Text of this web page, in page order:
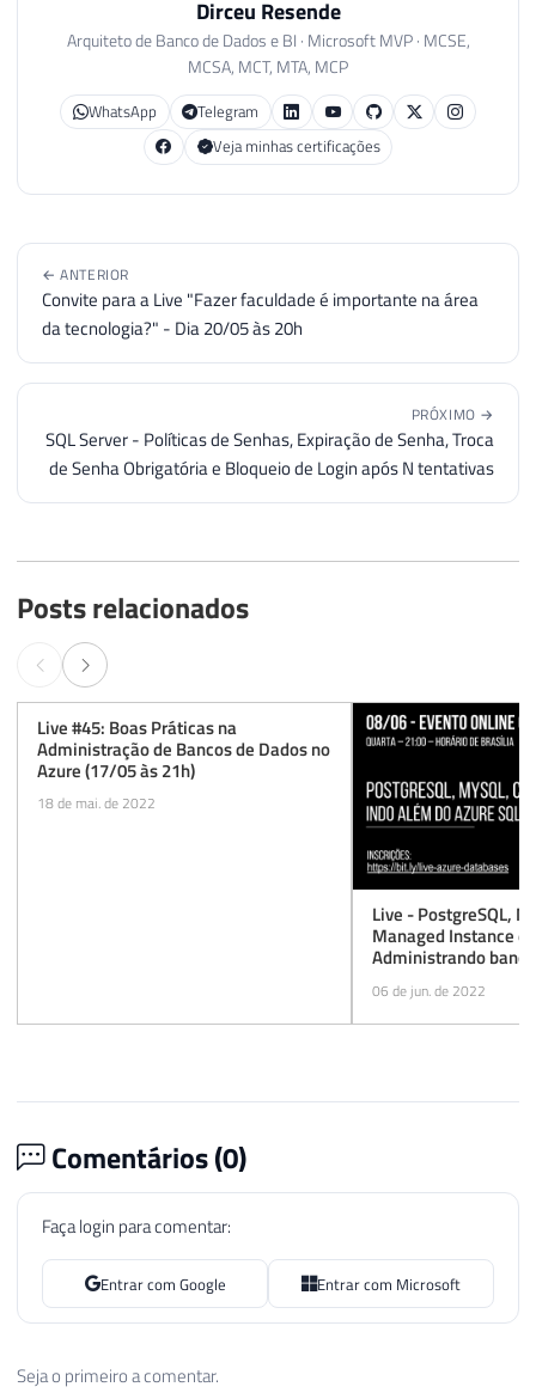
Dirceu Resende
Arquiteto de Banco de Dados e BI · Microsoft MVP · MCSE,
MCSA, MCT, MTA, MCP
WhatsApp
Telegram
Veja minhas certificações
← ANTERIOR
Convite para a Live "Fazer faculdade é importante na área
da tecnologia?" - Dia 20/05 às 20h
PRÓXIMO →
SQL Server - Políticas de Senhas, Expiração de Senha, Troca
de Senha Obrigatória e Bloqueio de Login após N tentativas
Posts relacionados
Live #45: Boas Práticas na
Administração de Bancos de Dados no
Azure (17/05 às 21h)
18 de mai. de 2022
Live - PostgreSQL,
Managed Instance e
Administrando
Azure SQL Database
06 de jun. de 2022
Comentários (0)
Faça login para comentar:
Entrar com Google Entrar com Microsoft
Seja o primeiro a comentar.